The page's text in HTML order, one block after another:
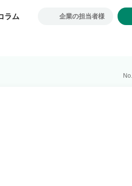
ラム 企業の担当者様
ラム 企業の担当者様
No.